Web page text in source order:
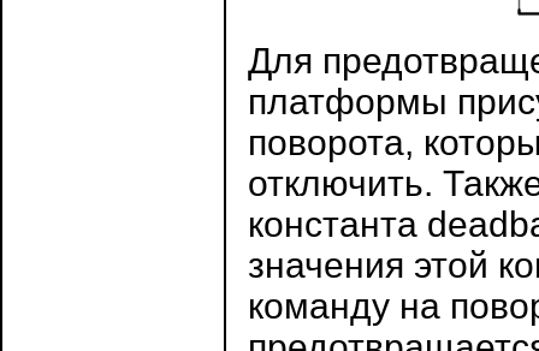
Для
платформы
поворота,
отключить.
константа
значения этой
команду на